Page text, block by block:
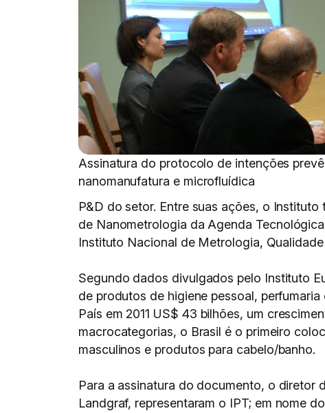
Assinatura do protocolo de intenções
nanomanufatura e microfluídica
P&D do setor. Entre suas ações, o
de Nanometrologia da Agenda
Instituto Nacional de Metrologia,
Segundo dados divulgados pelo Instituto
de produtos de higiene pessoal,
País em 2011 US$ 43 bilhões, um
macrocategorias, o Brasil é o primeiro
masculinos e produtos para cabelo/banho.
Para a assinatura do documento, o diretor
Landgraf, representaram o IPT; em nome